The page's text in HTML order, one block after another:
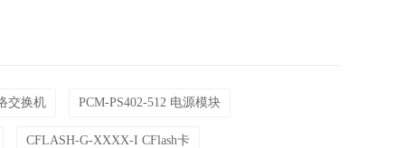
交换机 PCM-PS402-512 电源模块
CFLASH-G-XXXX-I CFlash卡